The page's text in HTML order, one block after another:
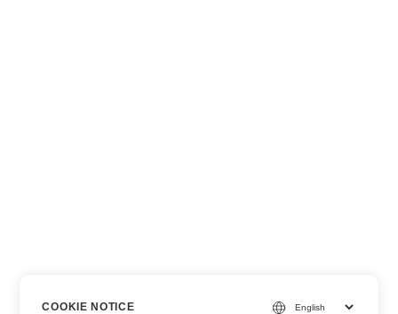
COOKIE NOTICE